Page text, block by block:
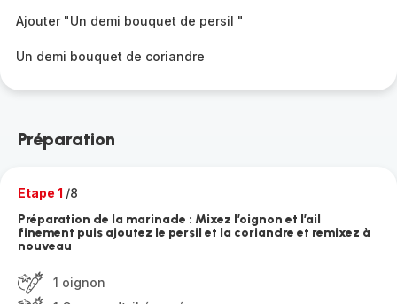
Ajouter "Un demi bouquet de persil "
Un demi bouquet de coriandre
Préparation
Etape 1 /8
Préparation de la marinade : Mixez l’oignon et l’ail
finement puis ajoutez le persil et la coriandre et remixez à
nouveau
1 oignon